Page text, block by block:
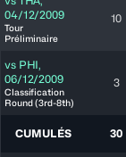
04/12/2009
Tour
Préliminaire
10
vs PHI,
06/12/2009
Classification
Round (3rd-8th)
3
CUMULÉS 30